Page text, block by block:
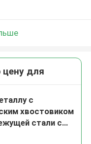
для
с
хвостовиком
стали с